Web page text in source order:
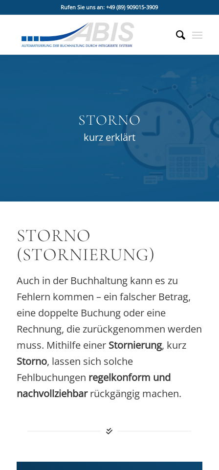
Rufen Sie uns an: +49 (89) 909015-3909
STORNO
kurz erklärt
STORNO
(STORNIERUNG)
Auch in der Buchhaltung kann es zu
Fehlern kommen – ein falscher Betrag,
eine doppelte Buchung oder eine
Rechnung, die zurückgenommen werden
muss. Mithilfe einer Stornierung, kurz
Storno, lassen sich solche
Fehlbuchungen regelkonform und
nachvollziehbarrückgängig machen.